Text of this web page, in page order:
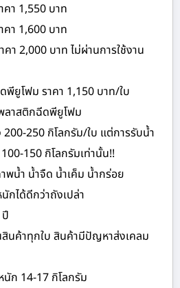
า 1,550 บาท
า 1,600 บาท
า 2,000 บาท ไม่ผ่านการใช้งาน
ยูโฟม ราคา 1,150 บาท/ใบ
ลาสติกฉีดพียูโฟม
250 กิโลกรัม/ใบ แต่การรับน้ำ
150 กิโลกรัมเท่านั้น!!
พน้ำ น้ำจืด น้ำเค็ม น้ำกร่อย
กได้ดีกว่าถังเปล่า
นค้าทุกใบ สินค้ามีปัญหาส่งเคลม
ก 14-17 กิโลกรัม